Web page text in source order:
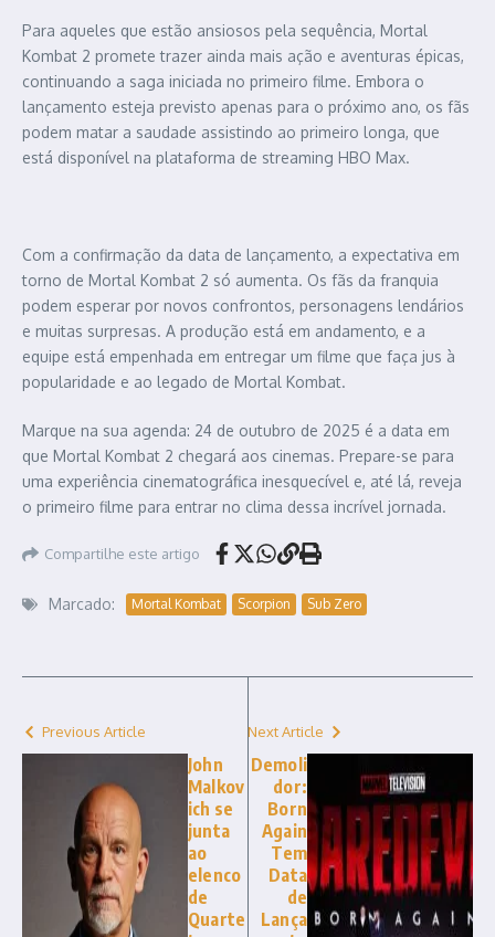
Para aqueles que estão ansiosos pela sequência, Mortal
Kombat 2 promete trazer ainda mais ação e aventuras épicas,
continuando a saga iniciada no primeiro filme. Embora o
lançamento esteja previsto apenas para o próximo ano, os fãs
podem matar a saudade assistindo ao primeiro longa, que
está disponível na plataforma de streaming HBO Max.
Com a confirmação da data de lançamento, a expectativa em
torno de Mortal Kombat 2 só aumenta. Os fãs da franquia
podem esperar por novos confrontos, personagens lendários
e muitas surpresas. A produção está em andamento, e a
equipe está empenhada em entregar um filme que faça jus à
popularidade e ao legado de Mortal Kombat.
Marque na sua agenda: 24 de outubro de 2025 é a data em
que Mortal Kombat 2 chegará aos cinemas. Prepare-se para
uma experiência cinematográfica inesquecível e, até lá, reveja
o primeiro filme para entrar no clima dessa incrível jornada.
Compartilhe este artigo
Marcado: Mortal Kombat Scorpion Sub Zero
Previous Article
John
Malkov
ich se
junta
ao
elenco
de
Quarte
Next Article
Demoli
dor:
Born
Again
Tem
Data
de
Lança